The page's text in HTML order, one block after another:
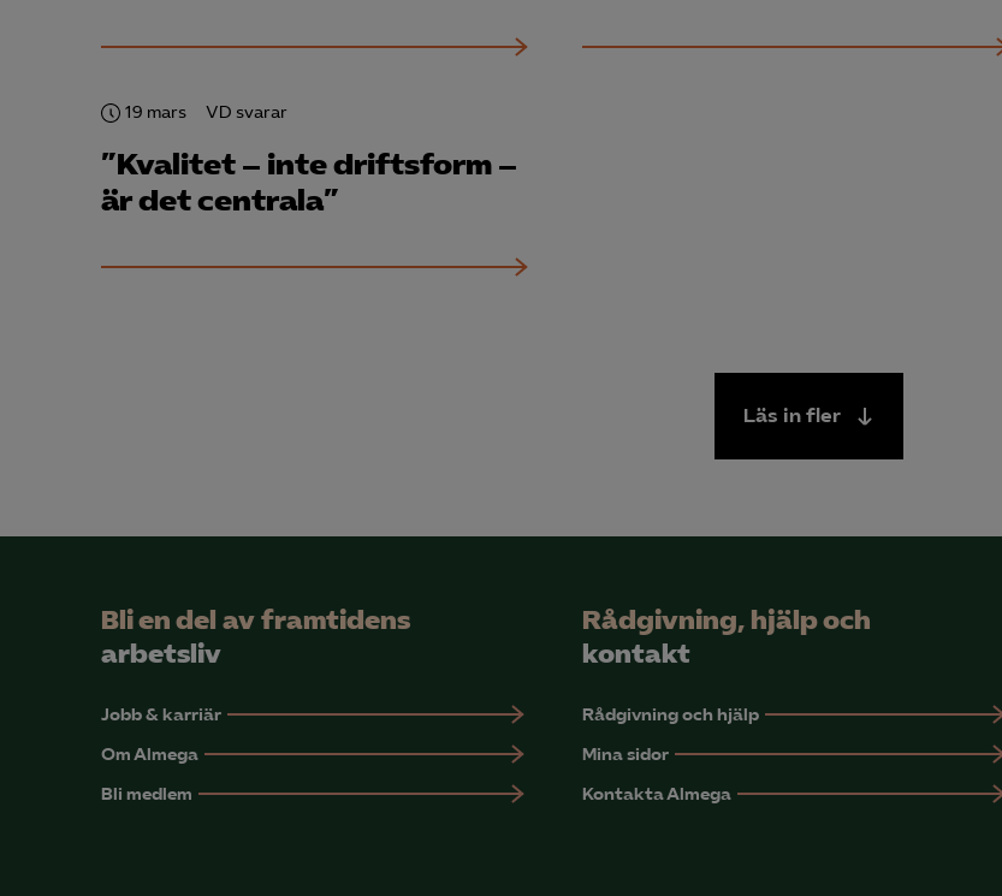
19 mars VD svarar
”Kvalitet – inte driftsform –
är det centrala”
Läs in fler
Bli en del av framtidens
arbetsliv
Jobb & karriär
Om Almega
Bli medlem
Rådgivning, hjälp och
kontakt
Rådgivning och hjälp
Mina sidor
Kontakta Almega